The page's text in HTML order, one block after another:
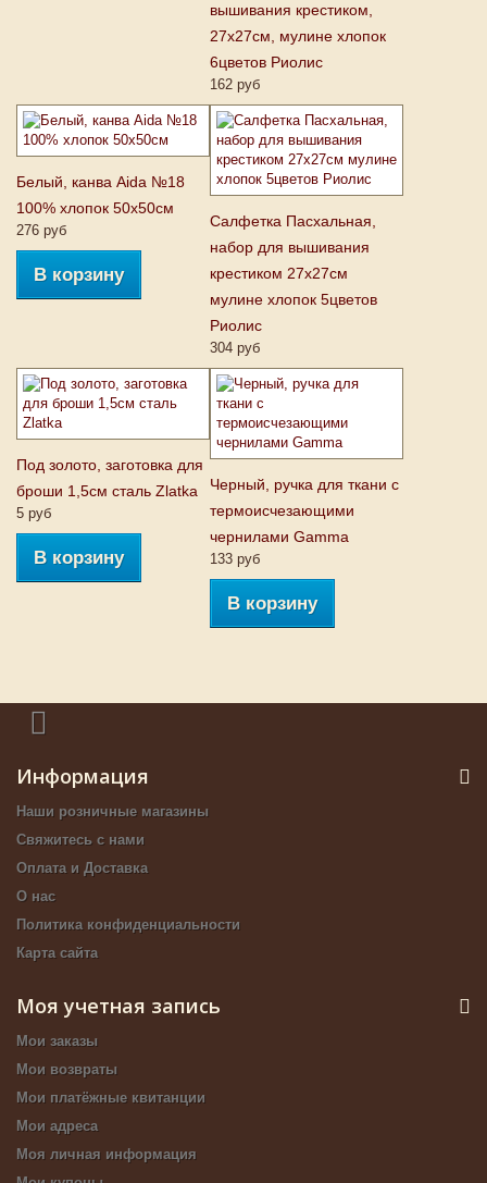
вышивания крестиком,
27х27см, мулине хлопок
6цветов Риолис
162 руб
Белый, канва Aida №18
100% хлопок 50х50cм
276 руб
В корзину
Салфетка Пасхальная,
набор для вышивания
крестиком 27х27см
мулине хлопок 5цветов
Риолис
304 руб
Под золото, заготовка для
броши 1,5см сталь Zlatka
5 руб
В корзину
Черный, ручка для ткани с
термоисчезающими
чернилами Gamma
133 руб
В корзину
Информация
Наши розничные магазины
Свяжитесь с нами
Оплата и Доставка
О нас
Политика конфиденциальности
Карта сайта
Моя учетная запись
Мои заказы
Мои возвраты
Мои платёжные квитанции
Мои адреса
Моя личная информация